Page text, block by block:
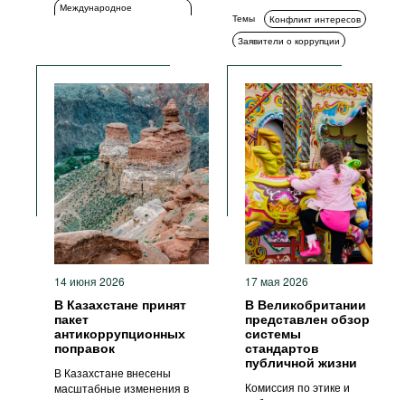
Международное
Стандарты поведения
Прозрачность
Антикоррупционные
политики и стратегии
Темы
Конфликт интересов
Заявители о коррупции
Декларирование
Антикоррупционные органы
Стандарты поведения
14 июня 2026
В Казахстане принят
пакет
антикоррупционных
поправок
В Казахстане внесены
масштабные изменения в
17 мая 2026
В Великобритании
представлен обзор
системы
стандартов
публичной жизни
Комиссия по этике и